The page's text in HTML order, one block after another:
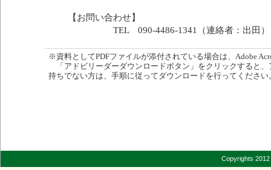
【お問い合わせ】
TEL 090-4486-1341（連絡者：出田）
※資料としてPDFファイルが添付されている場合は、Adobe
「アドビリーダーダウンロードボタン」をクリックすると
持ちでない方は、手順に従ってダウンロードを行ってください
Copyrights